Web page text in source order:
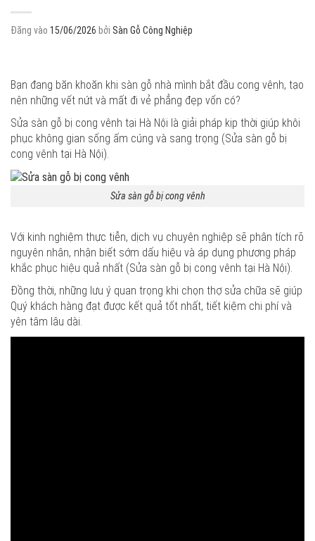
Đăng vào 15/06/2026 bởi Sàn Gỗ Công Nghiệp
Bạn đang băn khoăn khi sàn gỗ nhà mình bắt đầu cong vênh, tạo
nên những vết nứt và mất đi vẻ phẳng đẹp vốn có?
Sửa sàn gỗ bị cong vênh tại Hà Nội là giải pháp kịp thời giúp khôi
phục không gian sống ấm cúng và sang trọng (Sửa sàn gỗ bị
cong vênh tại Hà Nội).
Sửa sàn gỗ bị cong vênh
Với kinh nghiệm thực tiễn, dịch vụ chuyên nghiệp sẽ phân tích rõ
nguyên nhân, nhận biết sớm dấu hiệu và áp dụng phương pháp
khắc phục hiệu quả nhất (Sửa sàn gỗ bị cong vênh tại Hà Nội).
Đồng thời, những lưu ý quan trọng khi chọn thợ sửa chữa sẽ giúp
Quý khách hàng đạt được kết quả tốt nhất, tiết kiệm chi phí và
yên tâm lâu dài.